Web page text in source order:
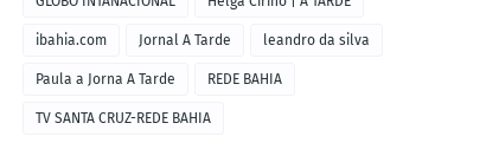
ibahia.com Jornal A Tarde leandro da silva
Paula a Jorna A Tarde REDE BAHIA
TV SANTA CRUZ-REDE BAHIA